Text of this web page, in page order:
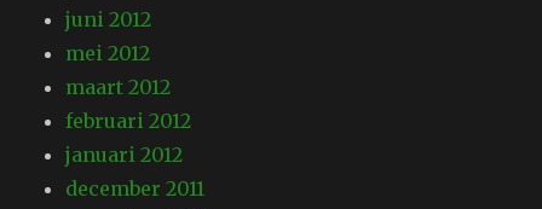
juni 2012
mei 2012
maart 2012
februari 2012
januari 2012
december 2011